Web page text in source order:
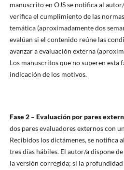
manuscrito en OJS se notifica al
verifica el cumplimiento de las
temática (aproximadamente dos
evalúan si el contenido reúne las
avanzar a evaluación externa
Los manuscritos que no superen esta
indicación de los motivos.
Fase 2 – Evaluación por pares
dos pares evaluadores externos con
Recibidos los dictámenes, se notifica
tres días hábiles. El autor/a dispone
la versión corregida; si la